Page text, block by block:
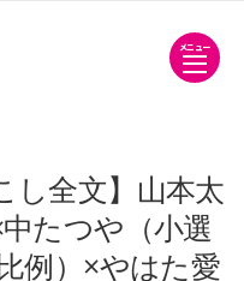
メニュー
し全文】山本太
たつや（小選
例）×やはた愛